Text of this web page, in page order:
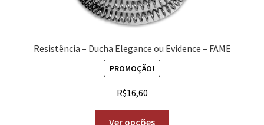
Resistência – Ducha Elegance ou Evidence – FAME
PROMOÇÃO!
R$16,60
Ver opções